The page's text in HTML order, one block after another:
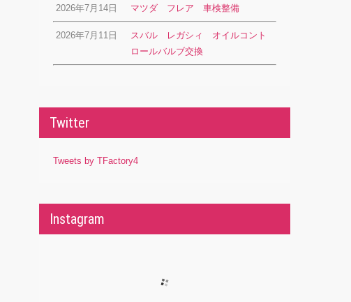
2026年7月14日 マツダ フレア 車検整備
2026年7月11日
スバル レガシィ オイルコント
ロールバルブ交換
Twitter
Tweets by TFactory4
Instagram